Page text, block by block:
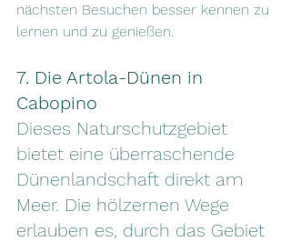
nächsten Besuchen besser kennen zu
lernen und zu genießen.
7. Die Artola-Dünen in
Cabopino
Dieses Naturschutzgebiet
bietet eine überraschende
Dünenlandschaft direkt am
Meer. Die hölzernen Wege
erlauben es, durch das Gebiet